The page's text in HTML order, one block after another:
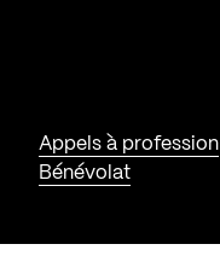
Appels à profession
Bénévolat